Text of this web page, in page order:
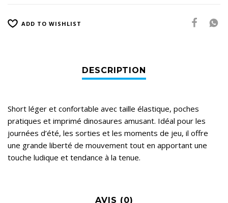
ADD TO WISHLIST
Short léger et confortable avec taille élastique, poches
pratiques et imprimé dinosaures amusant. Idéal pour les
journées d’été, les sorties et les moments de jeu, il offre
une grande liberté de mouvement tout en apportant une
touche ludique et tendance à la tenue.